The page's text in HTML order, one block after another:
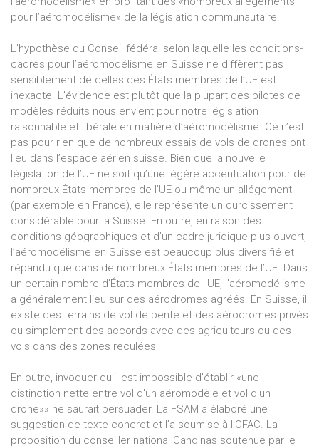
pour l’aéromodélisme» de la législation communautaire.
L’hypothèse du Conseil fédéral selon laquelle les conditions-
cadres pour l’aéromodélisme en Suisse ne diffèrent pas
sensiblement de celles des États membres de l’UE est
inexacte. L’évidence est plutôt que la plupart des pilotes de
modèles réduits nous envient pour notre législation
raisonnable et libérale en matière d’aéromodélisme. Ce n’est
pas pour rien que de nombreux essais de vols de drones ont
lieu dans l’espace aérien suisse. Bien que la nouvelle
législation de l’UE ne soit qu’une légère accentuation pour de
nombreux États membres de l’UE ou même un allégement
(par exemple en France), elle représente un durcissement
considérable pour la Suisse. En outre, en raison des
conditions géographiques et d’un cadre juridique plus ouvert,
l’aéromodélisme en Suisse est beaucoup plus diversifié et
répandu que dans de nombreux États membres de l’UE. Dans
un certain nombre d’États membres de l’UE, l’aéromodélisme
a généralement lieu sur des aérodromes agréés. En Suisse, il
existe des terrains de vol de pente et des aérodromes privés
ou simplement des accords avec des agriculteurs ou des
vols dans des zones reculées.
En outre, invoquer qu’il est impossible d'établir «une
distinction nette entre vol d'un aéromodèle et vol d'un
drone»» ne saurait persuader. La FSAM a élaboré une
suggestion de texte concret et l’a soumise à l’OFAC. La
proposition du conseiller national Candinas soutenue par le